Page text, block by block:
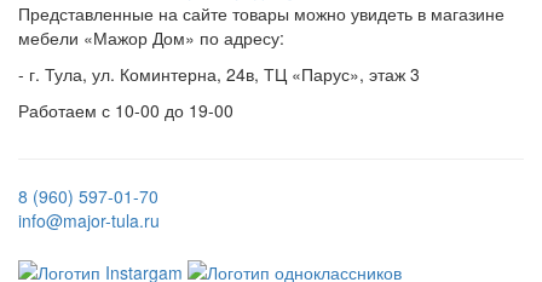
Представленные на сайте товары можно увидеть в магазине
мебели «Мажор Дом» по адресу:
- г. Тула, ул. Коминтерна, 24в, ТЦ «Парус», этаж 3
Работаем с 10-00 до 19-00
8 (960) 597-01-70
info@major-tula.ru